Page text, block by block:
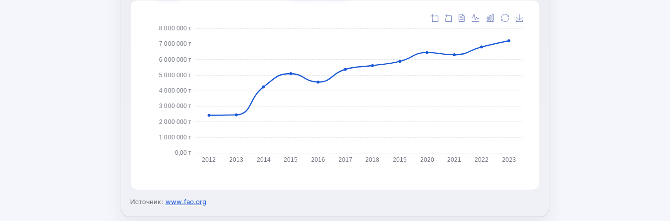
0,00 т
1 000 000 т
2 000 000 т
3 000 000 т
4 000 000 т
5 000 000 т
6 000 000 т
7 000 000 т
8 000 000 т
2012 2013 2014 2015 2016 2017 2018 2019 2020 2021 2022 2023
Источник: www.fao.org